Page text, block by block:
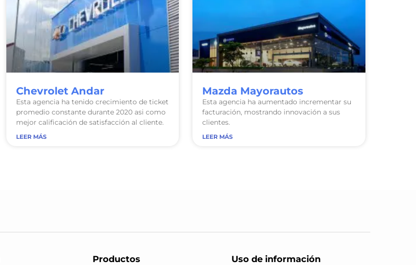
Chevrolet Andar
Esta agencia ha tenido crecimiento de ticket
promedio constante durante 2020 asi como
mejor calificación de satisfacción al cliente.
LEER MÁS
Mazda Mayorautos
Esta agencia ha aumentado incrementar su
facturación, mostrando innovación a sus
clientes.
LEER MÁS
Productos Uso de información